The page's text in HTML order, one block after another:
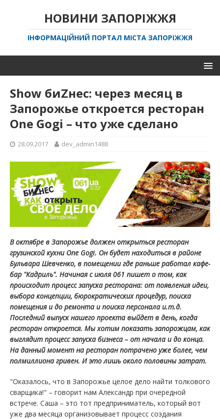
НОВИНИ ЗАПОРІЖЖЯ
ІНФОРМАЦІЙНИЙ ПОРТАЛ МІСТА ЗАПОРІЖЖЯ
Show биZнес: через месяц в
Запорожье откроется ресторан
One Gogi – что уже сделано
28.09.2017 dev_admin1488
В октябре в Запорожье должен открыться ресторан
грузинской кухни One Gogi. Он будет находиться в районе
Бульвара Шевченко, в помещении где раньше работал кафе-
бар "Кадриль". Начиная с июля 061 пишет о том, как
происходит процесс запуска ресторана: от появления идеи,
выбора концепции, бюрократических процедур, поиска
помещения и до ремонта и поиска персонала и.т.д.
Последний выпуск нашего проекта выйдет в день, когда
ресторан откроется. Мы хотим показать запорожцам, как
выглядит процесс запуска бизнеса – от начала и до конца.
На данный момент на ресторан потрачено уже более, чем
полмиллиона гривен. И это лишь около половины затрат.
"Оказалось, что в Запорожье целое дело найти толкового
сварщика!" – говорит нам Александр при очередной
встрече. Саша – это тот предприниматель, который вот
уже два месяца организовывает процесс создания